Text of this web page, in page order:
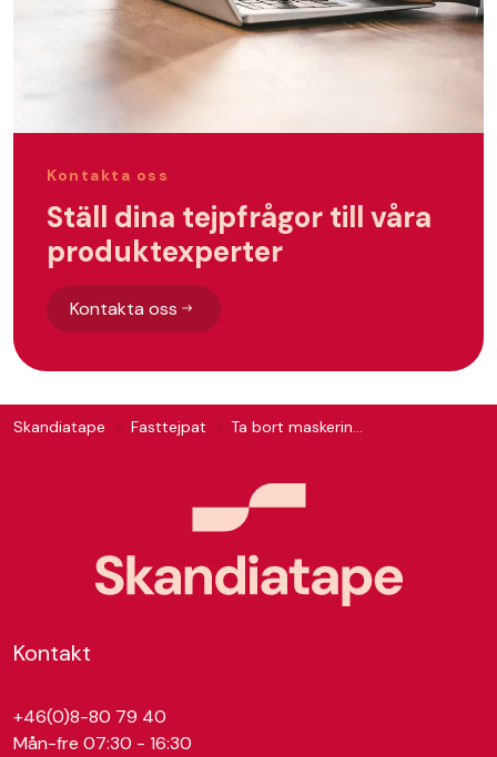
Kontakta oss
Ställ dina tejpfrågor till våra
produktexperter
Kontakta oss
Skandiatape Fasttejpat Ta bort maskeringstejp efter målning
Kontakt
+46(0)8-80 79 40
Mån-fre 07:30 - 16:30